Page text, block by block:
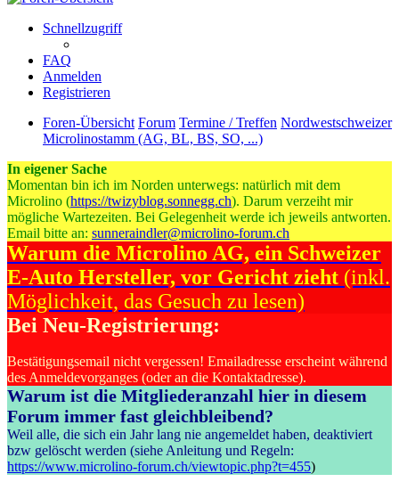
Schnellzugriff
FAQ
Anmelden
Registrieren
Foren-Übersicht Forum Termine / Treffen Nordwestschweizer
Microlinostamm (AG, BL, BS, SO, ...)
In eigener Sache
Momentan bin ich im Norden unterwegs: natürlich mit dem
Microlino (https://twizyblog.sonnegg.ch). Darum verzeiht mir
mögliche Wartezeiten. Bei Gelegenheit werde ich jeweils antworten.
Email bitte an: sunneraindler@microlino-forum.ch
Warum die Microlino AG, ein Schweizer
E-Auto Hersteller, vor Gericht zieht (inkl.
Möglichkeit, das Gesuch zu lesen)
Bei Neu-Registrierung:
Bestätigungsemail nicht vergessen! Emailadresse erscheint während
des Anmeldevorganges (oder an die Kontaktadresse).
Warum ist die Mitgliederanzahl hier in diesem
Forum immer fast gleichbleibend?
Weil alle, die sich ein Jahr lang nie angemeldet haben, deaktiviert
bzw gelöscht werden (siehe Anleitung und Regeln:
https://www.microlino-forum.ch/viewtopic.php?t=455)